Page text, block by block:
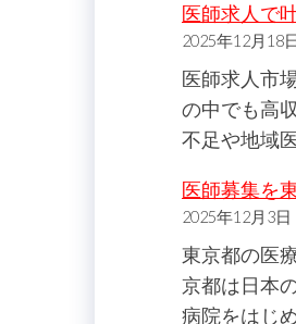
医師求人で
2025年12月18
医師求人市
の中でも高
不足や地域
医師募集を
2025年12月3日
東京都の医
京都は日本
病院をはじ